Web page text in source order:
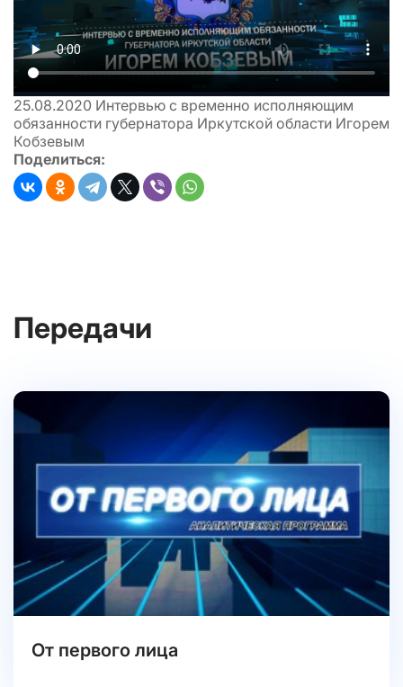
25.08.2020 Интервью с временно исполняющим
обязанности губернатора Иркутской области Игорем
Кобзевым
Поделиться:
Передачи
От первого лица